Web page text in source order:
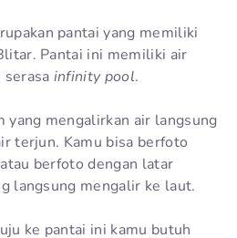
pantai yang memiliki
Pantai ini memiliki air
infinity pool.
yang mengalirkan air langsung
terjun. Kamu bisa berfoto
berfoto dengan latar
langsung mengalir ke laut.
ke pantai ini kamu butuh